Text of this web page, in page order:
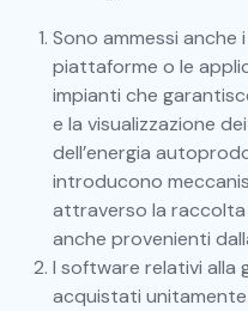
Sono ammessi anche
piattaforme o le
impianti che
e la visualizzazione
dell’energia
introducono
attraverso la raccolta
anche provenienti
I software relativi alla
acquistati